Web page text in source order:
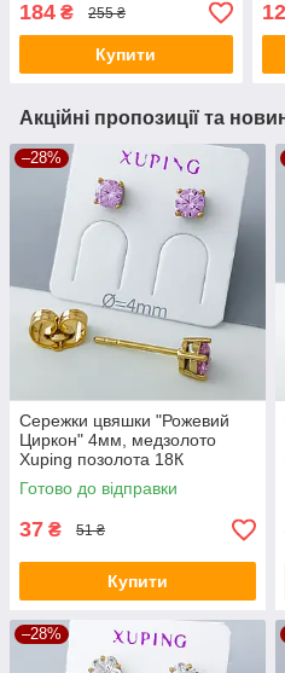
184 ₴ 255 ₴
Купити
Акційні пропозиції та
–28%
Сережки цвяшки "Рожевий
Циркон" 4мм, медзолото
Xuping позолота 18К
Готово до відправки
37 ₴ 51 ₴
Купити
–28%